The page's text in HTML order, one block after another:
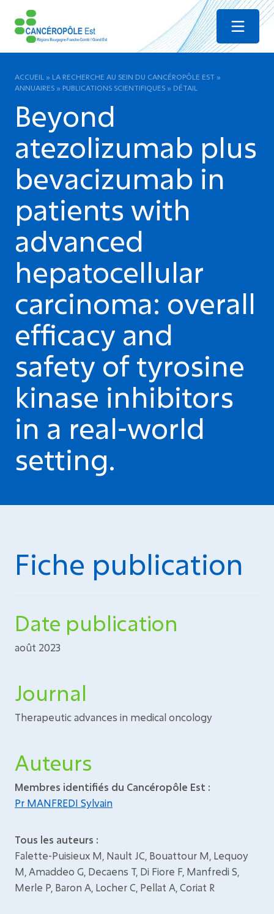
Menu
ACCUEIL » LA RECHERCHE AU SEIN DU CANCÉROPÔLE EST »
ANNUAIRES » PUBLICATIONS SCIENTIFIQUES » DÉTAIL
Beyond
atezolizumab plus
bevacizumab in
patients with
advanced
hepatocellular
carcinoma: overall
efficacy and
safety of tyrosine
kinase inhibitors
in a real-world
setting.
Fiche publication
Date publication
août 2023
Journal
Therapeutic advances in medical oncology
Auteurs
Membres identifiés du Cancéropôle Est :
Pr MANFREDI Sylvain
Tous les auteurs :
Falette-Puisieux M, Nault JC, Bouattour M, Lequoy
M, Amaddeo G, Decaens T, Di Fiore F, Manfredi S,
Merle P, Baron A, Locher C, Pellat A, Coriat R